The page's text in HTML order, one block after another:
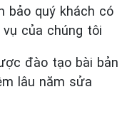
bảo quý khách có
của chúng tôi
đào tạo bài bản
lâu năm sửa